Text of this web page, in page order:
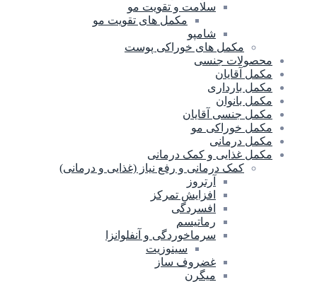
سلامت و تقویت مو
مکمل های تقویت مو
شامپو
مکمل های خوراکی پوست
محصولات جنسی
مکمل آقایان
مکمل بارداری
مکمل بانوان
مکمل جنسی آقایان
مکمل خوراکی مو
مکمل درمانی
مکمل غذایی و کمک درمانی
کمک درمانی و رفع نیاز (غذایی و درمانی)
آرتروز
افزایش تمرکز
افسردگی
رماتیسم
سرماخوردگی و آنفلوانزا
سینوزیت
غضروف ساز
میگرن